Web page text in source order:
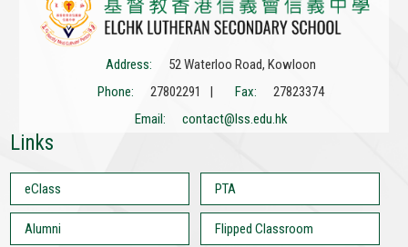
Address:
52 Waterloo Road, Kowloon
Phone:
27802291 | Fax:
27823374
Email:
contact@lss.edu.hk
Links
eClass PTA
Alumni Flipped Classroom